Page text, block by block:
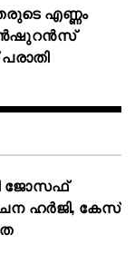
എണ്ണം
ജോസഫ്
ഹർജി, കേസ്